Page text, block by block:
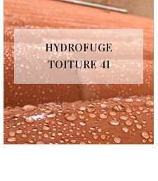
HYDROFUGE
TOITURE 41